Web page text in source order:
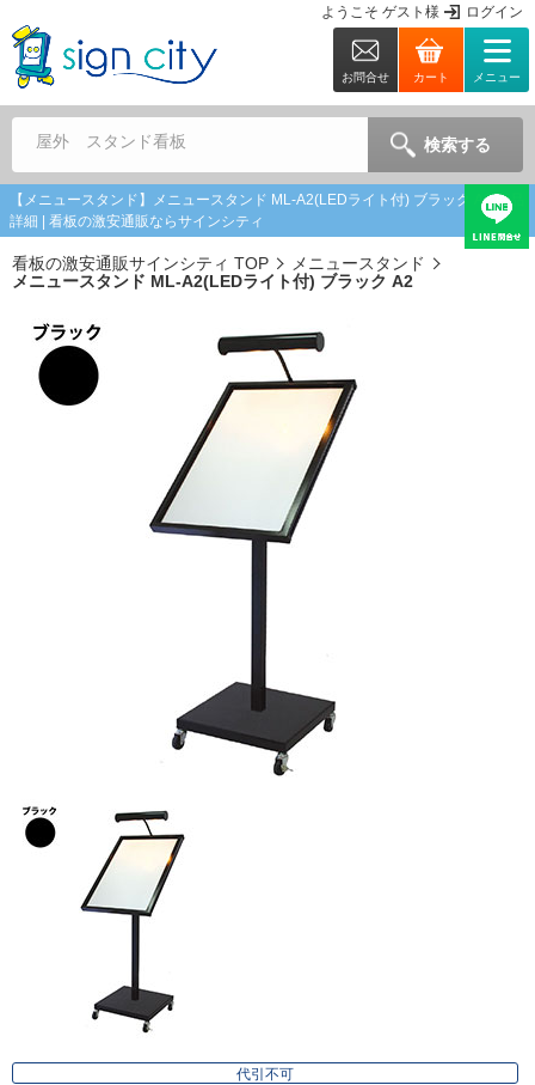
ようこそ ゲスト 様 ログイン
お問合せ カート メニュー
屋外 スタンド看板 検索する
【メニュースタンド】メニュースタンド ML-A2(LEDライト付) ブラック A2 商品
詳細 | 看板の激安通販ならサインシティ
看板の激安通販サインシティ TOP
メニュースタンド
メニュースタンド ML-A2(LEDライト付) ブラック A2
代引不可